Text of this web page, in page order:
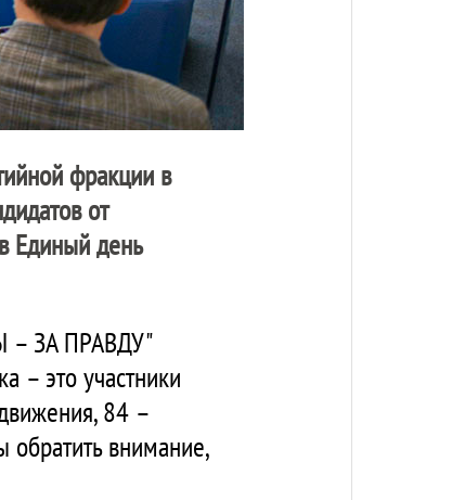
фракции в
от
Единый день
– ЗА ПРАВДУ"
– это участники
84 –
внимание,